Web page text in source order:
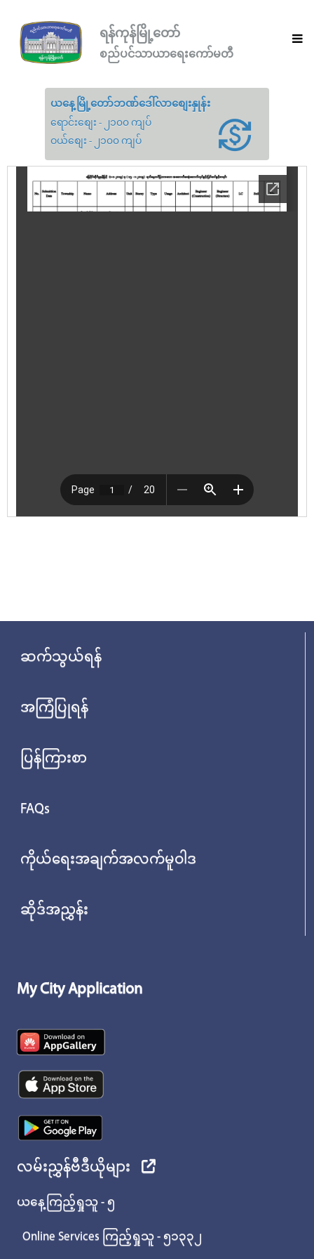
ရန်ကုန်မြို့တော်
စည်ပင်သာယာရေးကော်မတီ
ယနေ့မြို့တော်ဘဏ်ဒေါ်လာစျေးနှုန်း
ရောင်းစျေး - ၂၁၀၀ ကျပ်
ဝယ်စျေး - ၂၁၀၀ ကျပ်
ဆက်သွယ်ရန်
အကြံပြုရန်
ပြန်ကြားစာ
FAQs
ကိုယ်ရေးအချက်အလက်မူဝါဒ
ဆိုဒ်အညွှန်း
My City Application
လမ်းညွှန်ဗီဒီယိုများ
ယနေ့ကြည့်ရှုသူ - ၅
Online Services ကြည့်ရှုသူ - ၅၁၃၃၂